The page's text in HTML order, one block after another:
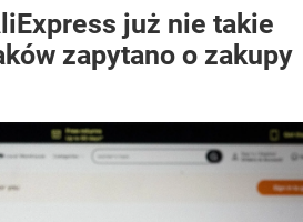
już nie takie
zapytano o zakupy